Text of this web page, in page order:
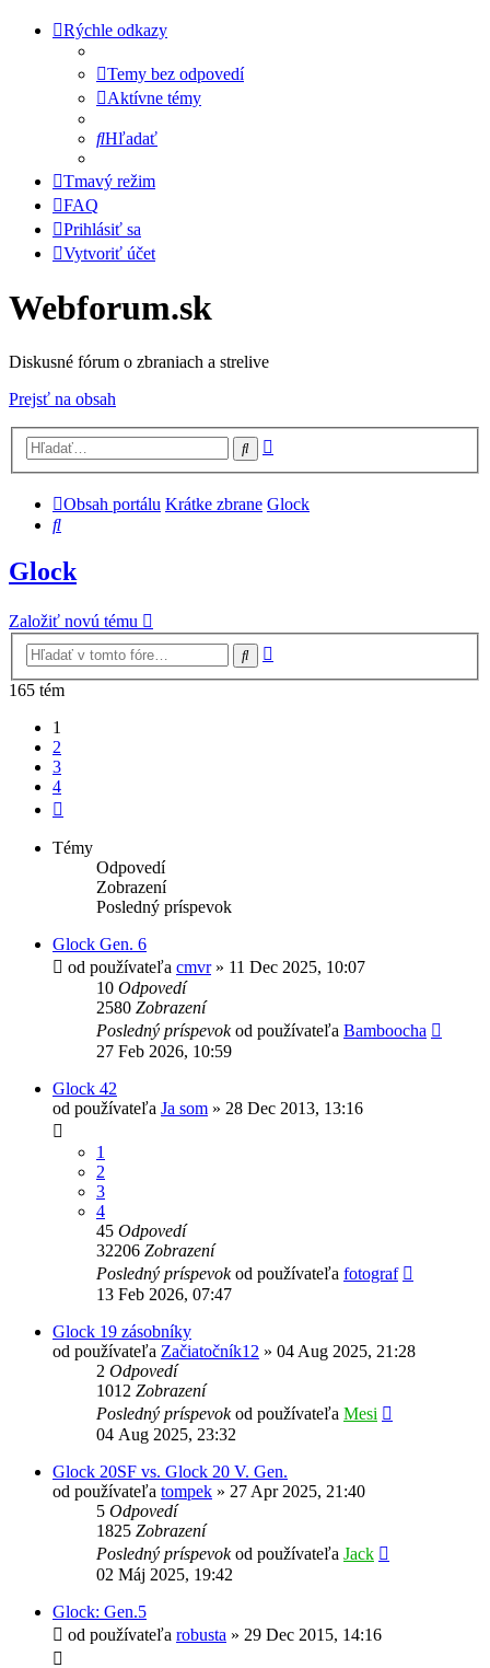
Rýchle odkazy
Temy bez odpovedí
Aktívne témy
Hľadať
Tmavý režim
FAQ
Prihlásiť sa
Vytvoriť účet
Webforum.sk
Diskusné fórum o zbraniach a strelive
Prejsť na obsah
Hľadať
Obsah portálu Krátke zbrane Glock
Hľadať
Glock
Založiť novú tému
Hľadať
165 tém
1
2
3
4
Témy
Odpovedí
Zobrazení
Posledný príspevok
Glock Gen. 6
od používateľa cmvr» 11 Dec 2025, 10:07
10 Odpovedí
2580 Zobrazení
Posledný príspevokod používateľa Bamboocha
27 Feb 2026, 10:59
Glock 42
od používateľa Ja som » 28 Dec 2013, 13:16
1
2
3
4
45 Odpovedí
32206 Zobrazení
Posledný príspevokod používateľa fotograf
13 Feb 2026, 07:47
Glock 19 zásobníky
od používateľa Začiatočník12 » 04 Aug 2025, 21:28
2 Odpovedí
1012 Zobrazení
Posledný príspevokod používateľa Mesi
04 Aug 2025, 23:32
Glock 20SF vs. Glock 20 V. Gen.
od používateľa tompek » 27 Apr 2025, 21:40
5 Odpovedí
1825 Zobrazení
Posledný príspevokod používateľa Jack
02 Máj 2025, 19:42
Glock: Gen.5
od používateľa robusta » 29 Dec 2015, 14:16